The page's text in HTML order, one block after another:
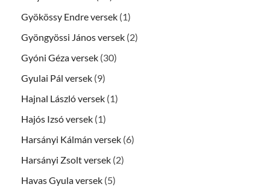
Gyökössy Endre versek (1)
Gyöngyössi János versek (2)
Gyóni Géza versek (30)
Gyulai Pál versek (9)
Hajnal László versek (1)
Hajós Izsó versek (1)
Harsányi Kálmán versek (6)
Harsányi Zsolt versek (2)
Havas Gyula versek (5)